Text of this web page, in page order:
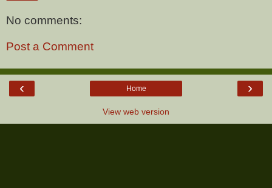
No comments:
Post a Comment
‹ ›
Home
View web version